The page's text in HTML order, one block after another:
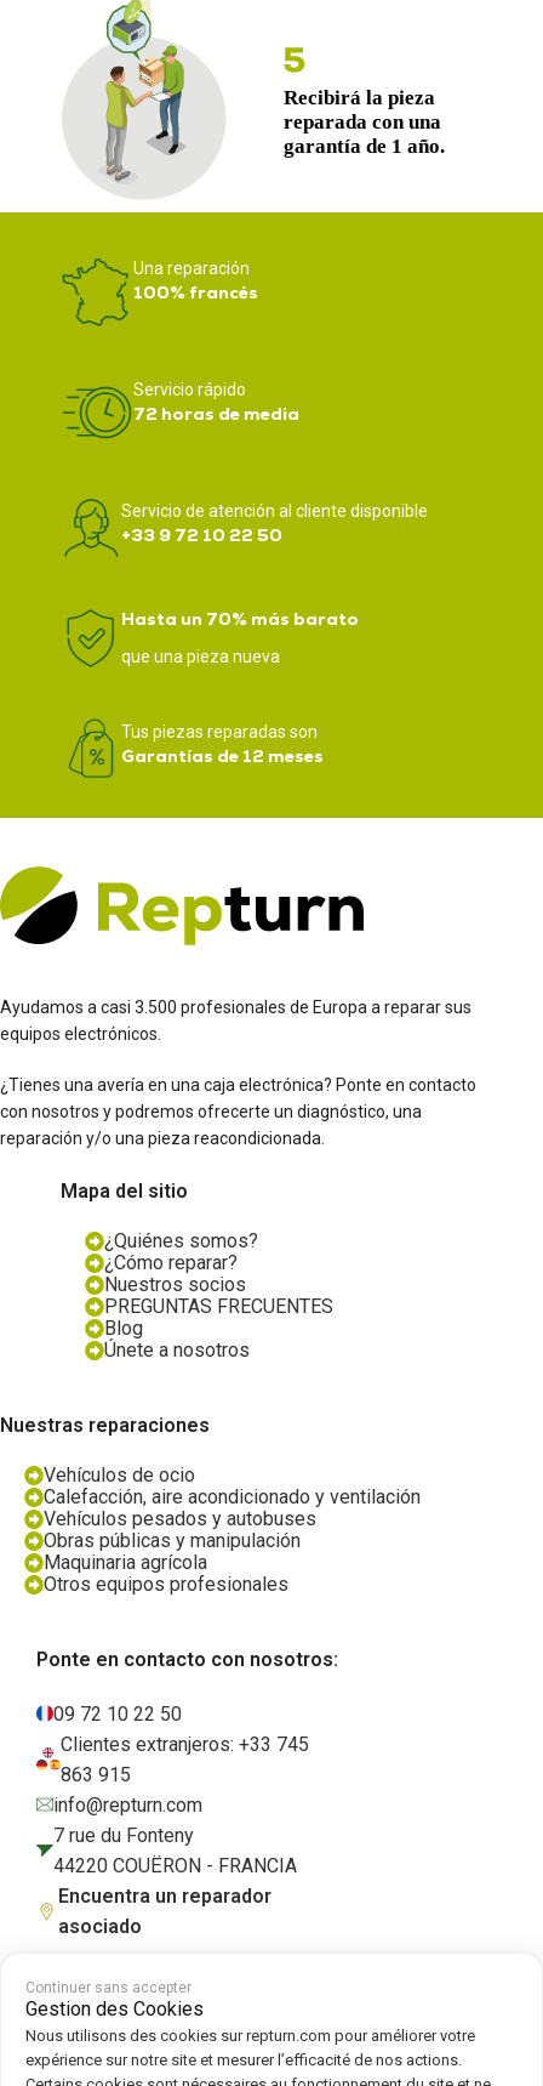
Una reparación
100% francés
Servicio rápido
72 horas de media
Servicio de atención al cliente disponible
+33 9 72 10 22 50
Hasta un 70% más barato
que una pieza nueva
Tus piezas reparadas son
Garantías de 12 meses
Ayudamos a casi 3.500 profesionales de Europa a reparar sus
equipos electrónicos.
¿Tienes una avería en una caja electrónica? Ponte en contacto
con nosotros y podremos ofrecerte un diagnóstico, una
reparación y/o una pieza reacondicionada.
Mapa del sitio
¿Quiénes somos?
¿Cómo reparar?
Nuestros socios
PREGUNTAS FRECUENTES
Blog
Únete a nosotros
Nuestras reparaciones
Vehículos de ocio
Calefacción, aire acondicionado y ventilación
Vehículos pesados y autobuses
Obras públicas y manipulación
Maquinaria agrícola
Otros equipos profesionales
Ponte en contacto con nosotros:
09 72 10 22 50
Clientes extranjeros: +33 745
863 915
info@repturn.com
7 rue du Fonteny
44220 COUËRON - FRANCIA
Encuentra un reparador
asociado
Condiciones generales de venta Aviso legal Política de privacidad
Cookies|Política de cookies
Continuer sans accepter
Gestion des Cookies
Nous utilisons des cookies sur repturn.com pour améliorer votre
expérience sur notre site et mesurer l’efficacité de nos actions.